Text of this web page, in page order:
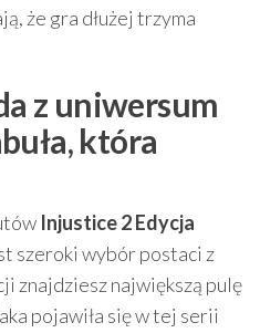
że gra dłużej trzyma
z uniwersum
która
Injustice 2 Edycja
szeroki wybór postaci z
znajdziesz największą pulę
pojawiła się w tej serii